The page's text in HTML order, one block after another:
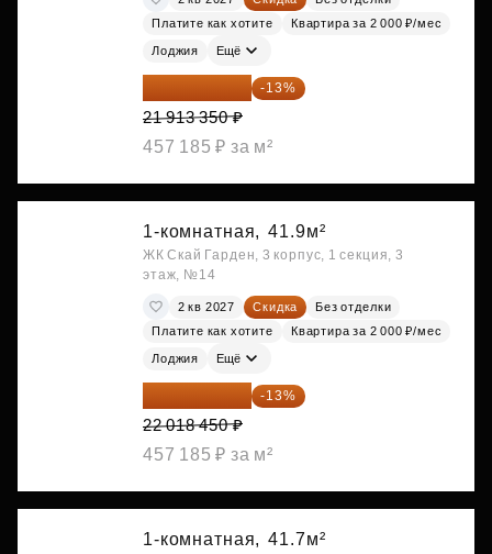
Платите как хотите
Квартира за 2 000 ₽/мес
Лоджия Ещё
19 064 615 ₽ -13%
21 913 350 ₽
457 185 ₽ за м²
1-комнатная, 41.9м²
ЖК Скай Гарден, 3 корпус, 1 секция, 3
этаж, №14
2 кв 2027 Скидка
Без отделки
Платите как хотите
Квартира за 2 000 ₽/мес
Лоджия Ещё
19 156 052 ₽ -13%
22 018 450 ₽
457 185 ₽ за м²
1-комнатная, 41.7м²